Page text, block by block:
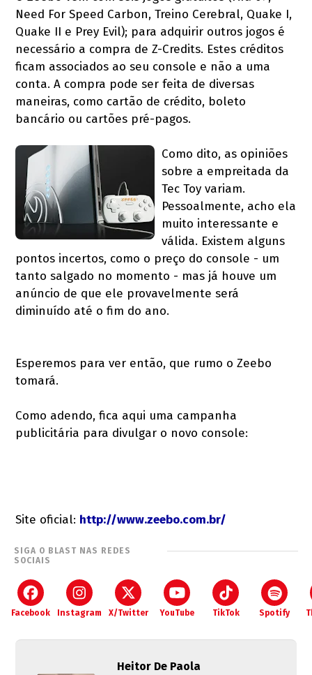
Need For Speed Carbon, Treino Cerebral, Quake I,
Quake II e Prey Evil); para adquirir outros jogos é
necessário a compra de Z-Credits. Estes créditos
ficam associados ao seu console e não a uma
conta. A compra pode ser feita de diversas
maneiras, como cartão de crédito, boleto
bancário ou cartões pré-pagos.
Como dito, as opiniões
sobre a empreitada da
Tec Toy variam.
Pessoalmente, acho ela
muito interessante e
válida. Existem alguns
pontos incertos, como o preço do console - um
tanto salgado no momento - mas já houve um
anúncio de que ele provavelmente será
diminuído até o fim do ano.
Esperemos para ver então, que rumo o Zeebo
tomará.
Como adendo, fica aqui uma campanha
publicitária para divulgar o novo console:
Site oficial: http://www.zeebo.com.br/
SIGA O BLAST NAS REDES
SOCIAIS
Facebook Instagram X/Twitter YouTube TikTok Spotify
Heitor De Paola